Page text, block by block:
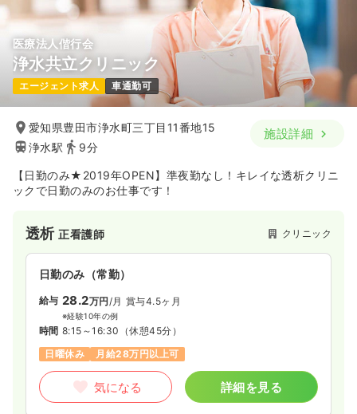
医療法人偕行会
浄水共立クリニック
エージェント求人 車通勤可
愛知県豊田市浄水町三丁目11番地15
浄水駅
9分
施設詳細
【日勤のみ★2019年OPEN】準夜勤なし！キレイな透析クリニ
ックで日勤のみのお仕事です！
透析正看護師 クリニック
日勤のみ（常勤）
給与 28.2万円/月 賞与4.5ヶ月
※経験10年の例
時間 8:15～16:30 （休憩45分）
日曜休み
月給28万円以上可
気になる 詳細を見る